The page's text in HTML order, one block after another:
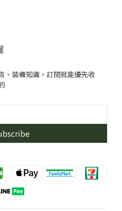
、裝備知識，訂閱就能優先收